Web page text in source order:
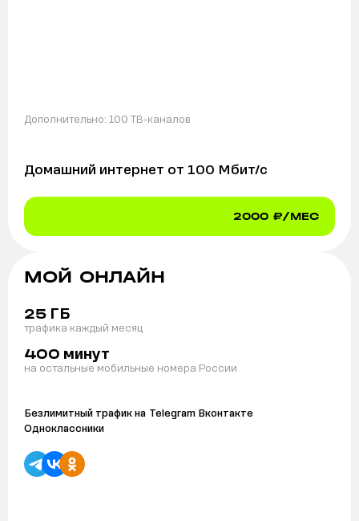
Дополнительно: 100 ТВ-каналов
Домашний интернет от 100 Мбит/с
2000 ₽/МЕС
МОЙ ОНЛАЙН
25 ГБ
трафика каждый месяц
400 минут
на остальные мобильные номера России
Безлимитный трафик на Telegram Вконтакте
Одноклассники